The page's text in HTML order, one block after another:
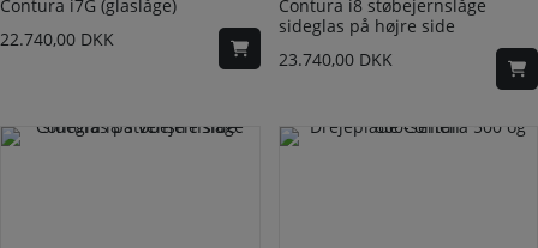
Contura i7G (glaslåge)
22.740,00 DKK
Contura i8 støbejernslåge
sideglas på højre side
23.740,00 DKK